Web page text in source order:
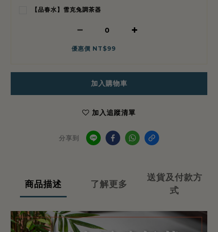
【品春水】雪克兔調茶器
優惠價 NT$99
加入購物車
加入追蹤清單
分享到
商品描述 了解更多
送貨及付款方
式